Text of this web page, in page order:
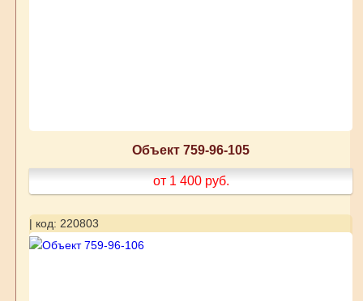
Объект 759-96-105
от 1 400 руб.
| код: 220803